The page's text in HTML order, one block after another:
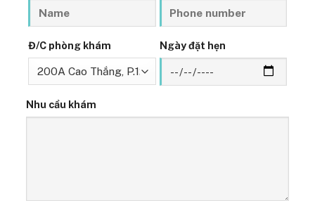
Đ/C phòng khám Ngày đặt hẹn
Nhu cầu khám